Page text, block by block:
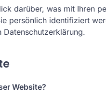
darüber, was mit Ihren
persönlich identifiziert
Datenschutzerklärung.
Website?